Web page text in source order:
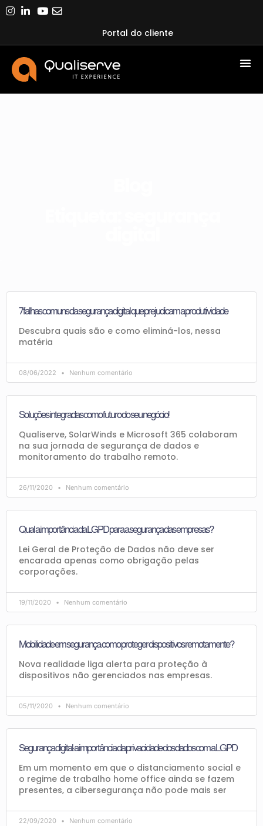
Portal do cliente
7 falhas comuns da segurança digital que prejudicam a produtividade
Descubra quais são e como eliminá-los, nessa
matéria
08/06/2022 Nenhum comentário
Soluções integradas como futuro do seu negócio!
Qualiserve, SolarWinds e Microsoft 365 colaboram
na sua jornada de segurança de dados e
monitoramento do trabalho remoto.
26/11/2020 Nenhum comentário
Qual a importância da LGPD para a segurança das empresas?
Lei Geral de Proteção de Dados não deve ser
encarada apenas como obrigação pelas
corporações.
19/11/2020 Nenhum comentário
Mobilidade em segurança: como proteger dispositivos remotamente?
Nova realidade liga alerta para proteção à
dispositivos não gerenciados nas empresas.
05/11/2020 Nenhum comentário
Segurança digital: a importância da privacidade dos dados com a LGPD
Em um momento em que o distanciamento social e
o regime de trabalho home office ainda se fazem
presentes, a cibersegurança não pode mais ser
22/09/2020 Nenhum comentário